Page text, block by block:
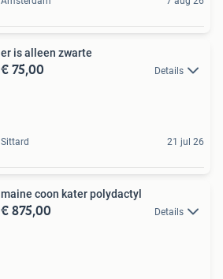
er is alleen zwarte
€ 75,00 Details
Sittard 21 jul 26
maine coon kater polydactyl
€ 875,00 Details